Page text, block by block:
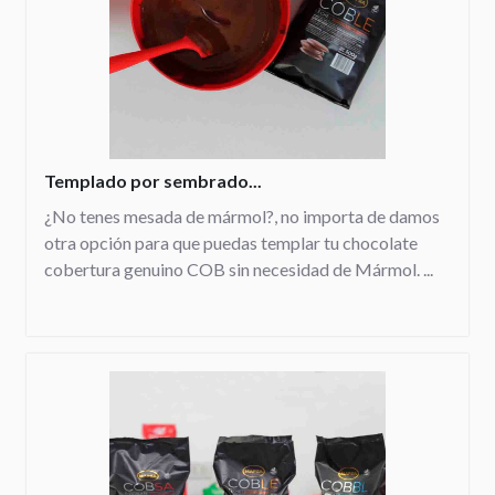
Templado por sembrado...
¿No tenes mesada de mármol?, no importa de damos
otra opción para que puedas templar tu chocolate
cobertura genuino COB sin necesidad de Mármol. ...